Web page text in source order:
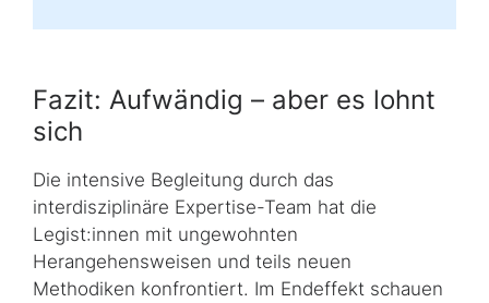
Fazit: Aufwändig – aber es lohnt
sich
Die intensive Begleitung durch das
interdisziplinäre Expertise-Team hat die
Legist:innen mit ungewohnten
Herangehensweisen und teils neuen
Methodiken kon­fron­tiert. Im Endeffekt schauen